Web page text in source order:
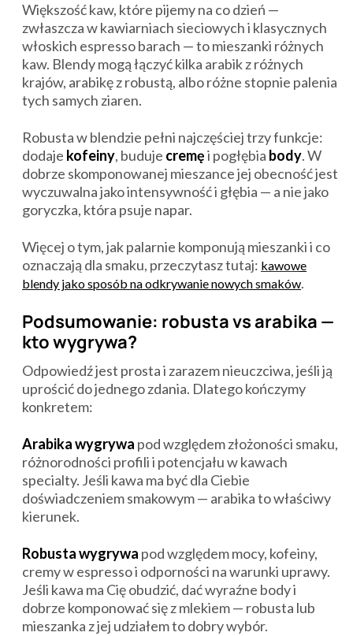
Większość kaw, które pijemy na co dzień —
zwłaszcza w kawiarniach sieciowych i klasycznych
włoskich espresso barach — to mieszanki różnych
kaw. Blendy mogą łączyć kilka arabik z różnych
krajów, arabikę z robustą, albo różne stopnie palenia
tych samych ziaren.
Robusta w blendzie pełni najczęściej trzy funkcje:
dodaje kofeiny, buduje cremęi pogłębia body. W
dobrze skomponowanej mieszance jej obecność jest
wyczuwalna jako intensywność i głębia — a nie jako
goryczka, która psuje napar.
Więcej o tym, jak palarnie komponują mieszanki i co
oznaczają dla smaku, przeczytasz tutaj: kawowe
blendy jako sposób na odkrywanie nowych smaków.
Podsumowanie: robusta vs arabika —
kto wygrywa?
Odpowiedź jest prosta i zarazem nieuczciwa, jeśli ją
uprościć do jednego zdania. Dlatego kończymy
konkretem:
Arabika wygrywa pod względem złożoności smaku,
różnorodności profili i potencjału w kawach
specialty. Jeśli kawa ma być dla Ciebie
doświadczeniem smakowym — arabika to właściwy
kierunek.
Robusta wygrywa pod względem mocy, kofeiny,
cremy w espresso i odporności na warunki uprawy.
Jeśli kawa ma Cię obudzić, dać wyraźne body i
dobrze komponować się z mlekiem — robusta lub
mieszanka z jej udziałem to dobry wybór.